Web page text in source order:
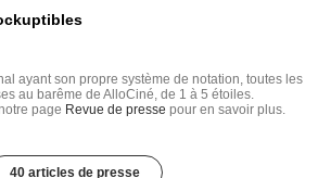
ayant son propre système de notation, toutes les
au barême de AlloCiné, de 1 à 5 étoiles.
page Revue de presse pour en savoir plus.
40 articles de presse